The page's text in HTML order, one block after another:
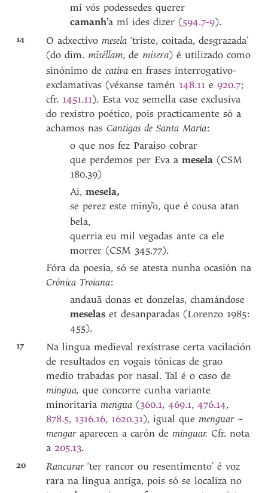
mi vós podessedes querer
camanh’a mí ides dizer (594.7-9).
14 O adxectivomesela‘triste, coitada, desgrazada’
(do dim. mĭsĕllam, de misera) é utilizado como
sinónimo decativaen frases interrogativo-
exclamativas (véxanse tamén 148.11 e920.7;
cfr. 1451.11). Esta voz semella case exclusiva
do rexistro poético, pois practicamente só a
achamos nasCantigas de Santa Maria:
o que nos fez Paraiso cobrar
que perdemos per Eva amesela (CSM
180.39)
Ai,mesela,
se perez esteminy͂o, que é cousa atan
bela,
querria eu mil vegadas ante ca ele
morrer (CSM 345.77).
Fóra da poesía, só se atesta nunha ocasión na
Crónica Troiana:
andauã donas et donzelas, chamándose
meselaset desanparadas (Lorenzo 1985:
455).
17
Na lingua medieval rexístrase certa vacilación
de resultados en vogais tónicas de grao
medio trabadas por nasal. Tal é o caso de
mingua, que concorre cunha variante
minoritariamengua (360.1,469.1,476.14,
878.5, 1316.16, 1620.31), igual quemenguar ~
mengaraparecen a carón deminguar. Cfr. nota
a 205.13.
20 Rancurar‘ter rancor ou resentimento’ é voz
rara na lingua antiga, pois só se localiza no